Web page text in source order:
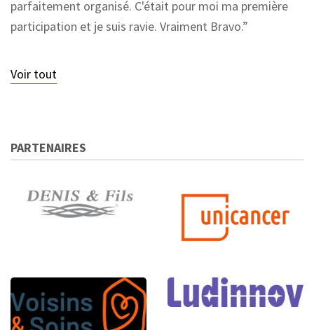
parfaitement organisé. C'était pour moi ma première
participation et je suis ravie. Vraiment Bravo.
Voir tout
PARTENAIRES